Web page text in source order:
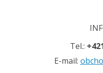
Tel.:
E-mail: